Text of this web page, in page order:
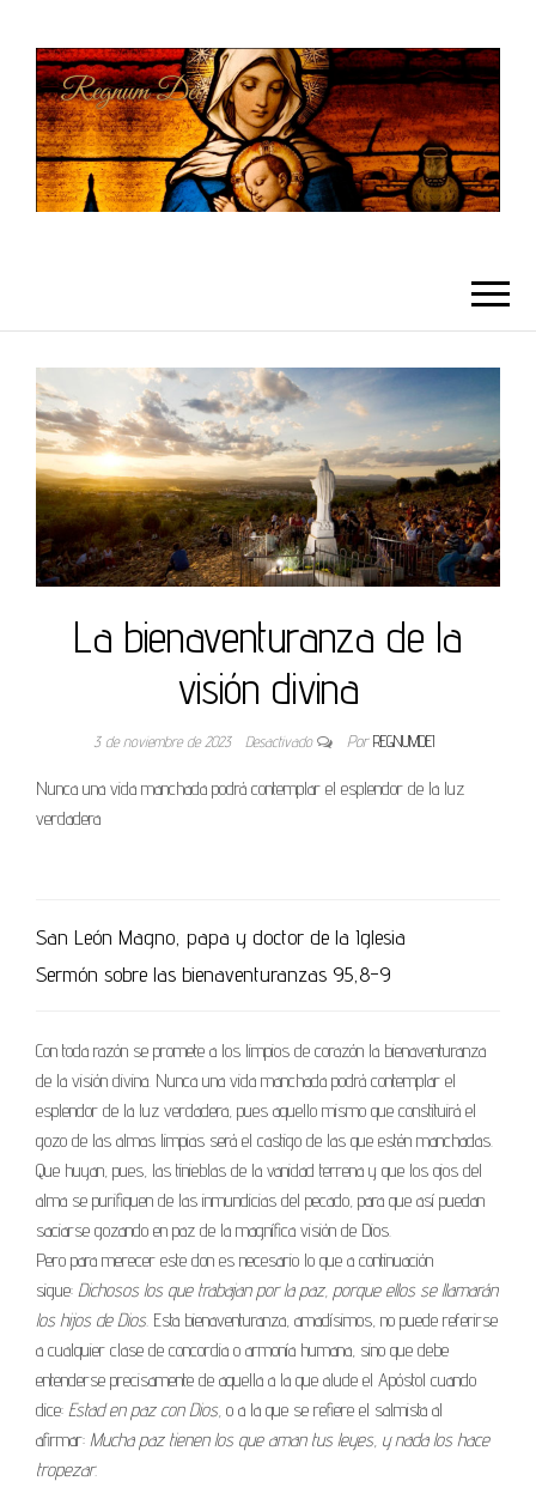
La bienaventuranza de la
visión divina
3 de noviembre de 2023 Desactivado Por REGNUMDEI
Nunca una vida manchada podrá contemplar el esplendor de la luz
verdadera
San León Magno, papa y doctor de la Iglesia
Sermón sobre las bienaventuranzas 95,8-9
Con toda razón se promete a los limpios de corazón la bienaventuranza
de la visión divina. Nunca una vida manchada podrá contemplar el
esplendor de la luz verdadera, pues aquello mismo que constituirá el
gozo de las almas limpias será el castigo de las que estén manchadas.
Que huyan, pues, las tinieblas de la vanidad terrena y que los ojos del
alma se purifiquen de las inmundicias del pecado, para que así puedan
saciarse gozando en paz de la magnífica visión de Dios.
Pero para merecer este don es necesario lo que a continuación
sigue: Dichosos los que trabajan por la paz, porque ellos se llamarán
los hijos de Dios. Esta bienaventuranza, amadísimos, no puede referirse
a cualquier clase de concordia o armonía humana, sino que debe
entenderse precisamente de aquella a la que alude el Apóstol cuando
dice: Estad en paz con Dios, o a la que se refiere el salmista al
afirmar: Mucha paz tienen los que aman tus leyes, y nada los hace
tropezar.